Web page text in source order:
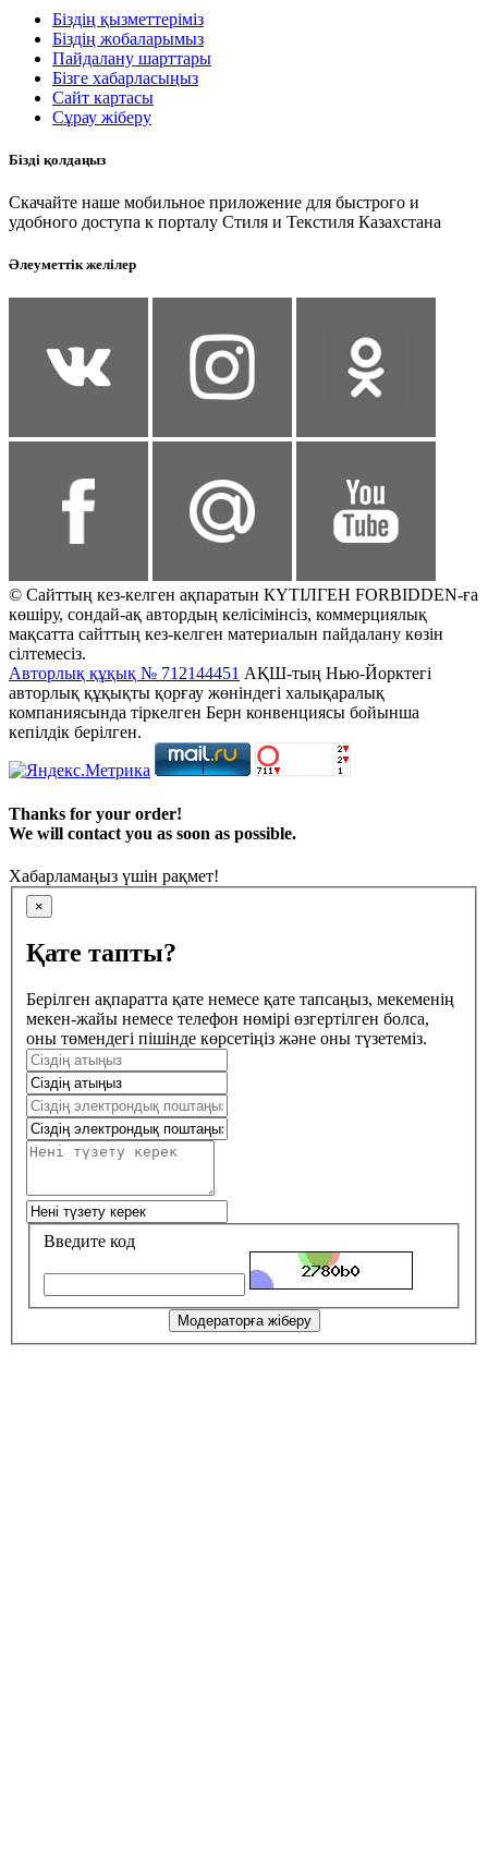
Біздің қызметтеріміз
Біздің жобаларымыз
Пайдалану шарттары
Бізге хабарласыңыз
Сайт картасы
Сұрау жіберу
Бізді қолдаңыз
Скачайте наше мобильное приложение для быстрого и
удобного доступа к порталу Стиля и Текстиля Казахстана
Әлеуметтік желілер
© Сайттың кез-келген ақпаратын КҮТІЛГЕН FORBIDDEN-ға
көшіру, сондай-ақ автордың келісімінсіз, коммерциялық
мақсатта сайттың кез-келген материалын пайдалану көзін
сілтемесіз.
Авторлық құқық № 712144451 АҚШ-тың Нью-Йорктегі
авторлық құқықты қорғау жөніндегі халықаралық
компаниясында тіркелген Берн конвенциясы бойынша
кепілдік берілген.
Thanks for your order!
We will contact you as soon as possible.
Хабарламаңыз үшін рақмет!
×
Қате тапты?
Берілген ақпаратта қате немесе қате тапсаңыз, мекеменің
мекен-жайы немесе телефон нөмірі өзгертілген болса,
оны төмендегі пішінде көрсетіңіз және оны түзетеміз.
Введите код
Модераторға жіберу